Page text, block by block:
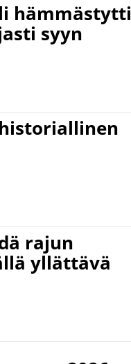
hämmästytti
syyn
rajun
yllättävä